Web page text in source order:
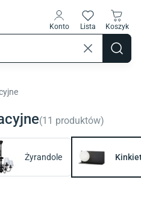
Konto Lista Koszyk
(11 produktów)
Żyrandole